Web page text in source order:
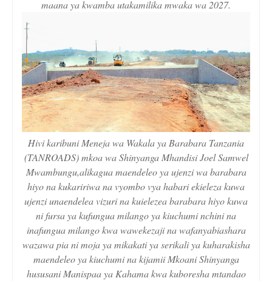
maana ya kwamba utakamilika mwaka wa 2027.
Hivi karibuni Meneja wa Wakala ya Barabara Tanzania
(TANROADS) mkoa wa Shinyanga Mhandisi Joel Samwel
Mwambungu,alikagua maendeleo ya ujenzi wa barabara
hiyo na kukaririwa na vyombo vya habari ekieleza kuwa
ujenzi unaendelea vizuri na kuielezea barabara hiyo kuwa
ni fursa ya kufungua milango ya kiuchumi nchini na
inafungua milango kwa wawekezaji na wafanyabiashara
wazawa pia ni moja ya mikakati ya serikali ya kuharakisha
maendeleo ya kiuchumi na kijamii Mkoani Shinyanga
hususani Manispaa ya Kahama kwa kuboresha mtandao